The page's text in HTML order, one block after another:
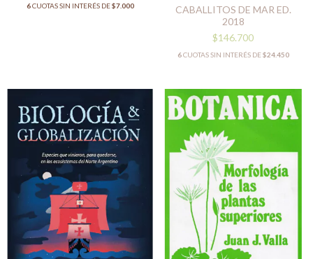
6CUOTAS SIN INTERÉS DE$7.000
CABALLITOS DE MAR ED.
2018
$146.700
6CUOTAS SIN INTERÉS DE$24.450